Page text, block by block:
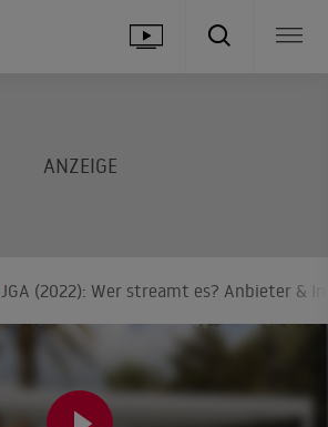
JGA (2022): Wer streamt es? Anbieter &